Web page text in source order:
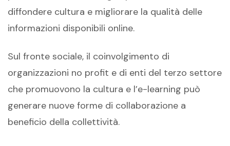
diffondere cultura e migliorare la qualità delle
informazioni disponibili online.
Sul fronte sociale, il coinvolgimento di
organizzazioni no profit e di enti del terzo settore
che promuovono la cultura e l’e-learning può
generare nuove forme di collaborazione a
beneficio della collettività.